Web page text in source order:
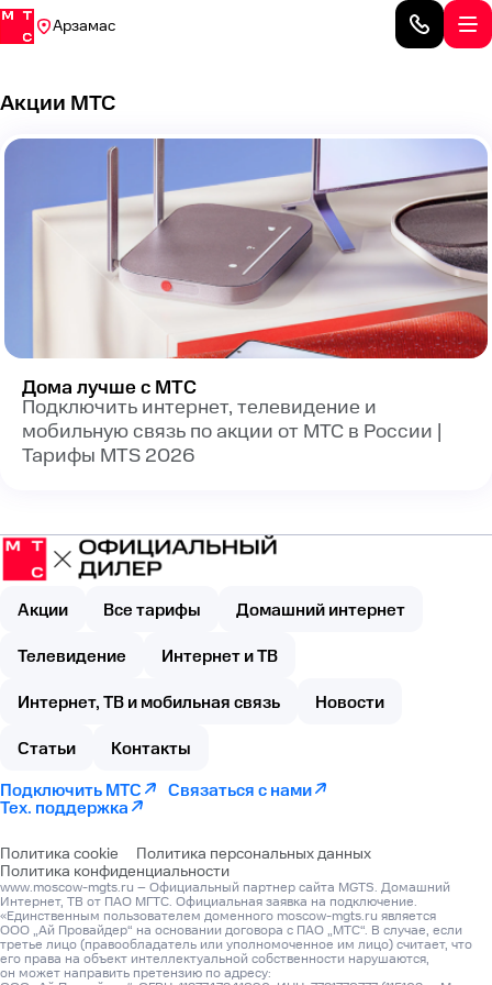
Арзамас
Акции МТС
Дома лучше с МТС
Подключить интернет, телевидение и
мобильную связь по акции от МТС в России |
Тарифы MTS 2026
Акции Все тарифы
Домашний интернет
Телевидение
Интернет и ТВ
Интернет, ТВ и мобильная связь
Новости
Статьи
Контакты
Подключить МТС
Связаться с нами
Тех. поддержка
Политика cookie
Политика персональных данных
Политика конфиденциальности
www.moscow-mgts.ru – Официальный партнер сайта MGTS. Домашний
Интернет, ТВ от ПАО МГТС. Официальная заявка на подключение.
«Единственным пользователем доменного moscow-mgts.ru является
ООО „Ай Провайдер“ на основании договора с ПАО „МТС“. В случае, если
третье лицо (правообладатель или уполномоченное им лицо) считает, что
его права на объект интеллектуальной собственности нарушаются,
он может направить претензию по адресу: